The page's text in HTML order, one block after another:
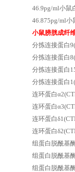
46.9pg/ml小鼠
46.875pg/ml小
小鼠膀胱成纤
分拣连接蛋白
分拣连接蛋白
分拣连接蛋白
分拣连接蛋白
连环蛋白
连环蛋白
连环蛋白
连环蛋白
组蛋白脱酰基
组蛋白脱酰基
组蛋白脱酰基